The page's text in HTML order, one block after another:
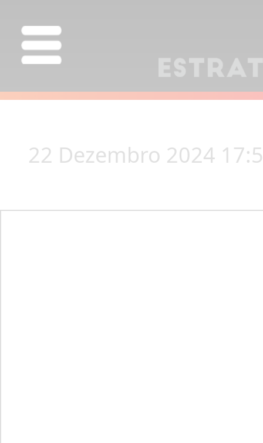
22 Dezembro 2024